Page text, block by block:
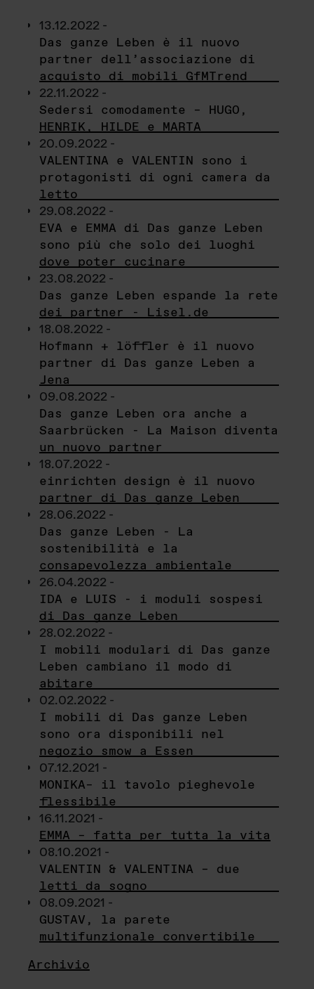
13.12.2022 -
Das ganze Leben è il nuovo
partner dell’associazione di
acquisto di mobili GfMTrend
22.11.2022 -
Sedersi comodamente – HUGO,
HENRIK, HILDE e MARTA
20.09.2022 -
VALENTINA e VALENTIN sono i
protagonisti di ogni camera da
letto
29.08.2022 -
EVA e EMMA di Das ganze Leben
sono più che solo dei luoghi
dove poter cucinare
23.08.2022 -
Das ganze Leben espande la rete
dei partner - Lisel.de
18.08.2022 -
Hofmann + löffler è il nuovo
partner di Das ganze Leben a
Jena
09.08.2022 -
Das ganze Leben ora anche a
Saarbrücken - La Maison diventa
un nuovo partner
18.07.2022 -
einrichten design è il nuovo
partner di Das ganze Leben
28.06.2022 -
Das ganze Leben - La
sostenibilità e la
consapevolezza ambientale
26.04.2022 -
IDA e LUIS - i moduli sospesi
di Das ganze Leben
28.02.2022 -
I mobili modulari di Das ganze
Leben cambiano il modo di
abitare
02.02.2022 -
I mobili di Das ganze Leben
sono ora disponibili nel
negozio smow a Essen
07.12.2021 -
MONIKA– il tavolo pieghevole
flessibile
16.11.2021 -
EMMA – fatta per tutta la vita
08.10.2021 -
VALENTIN & VALENTINA – due
letti da sogno
08.09.2021 -
GUSTAV, la parete
multifunzionale convertibile
Archivio